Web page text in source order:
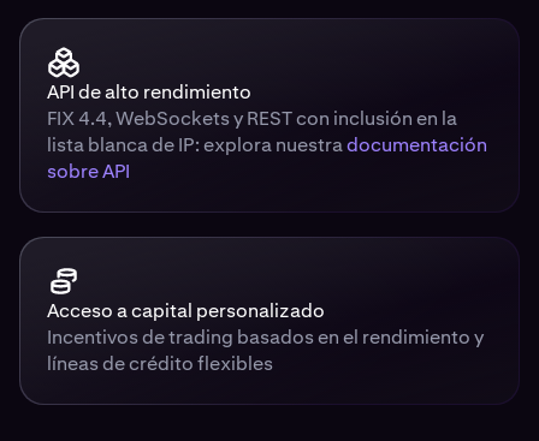
API de alto rendimiento
FIX 4.4, WebSockets y REST con inclusión en la
lista blanca de IP: explora nuestradocumentación
sobre API
Acceso a capital personalizado
Incentivos de trading basados en el rendimiento y
líneas de crédito flexibles